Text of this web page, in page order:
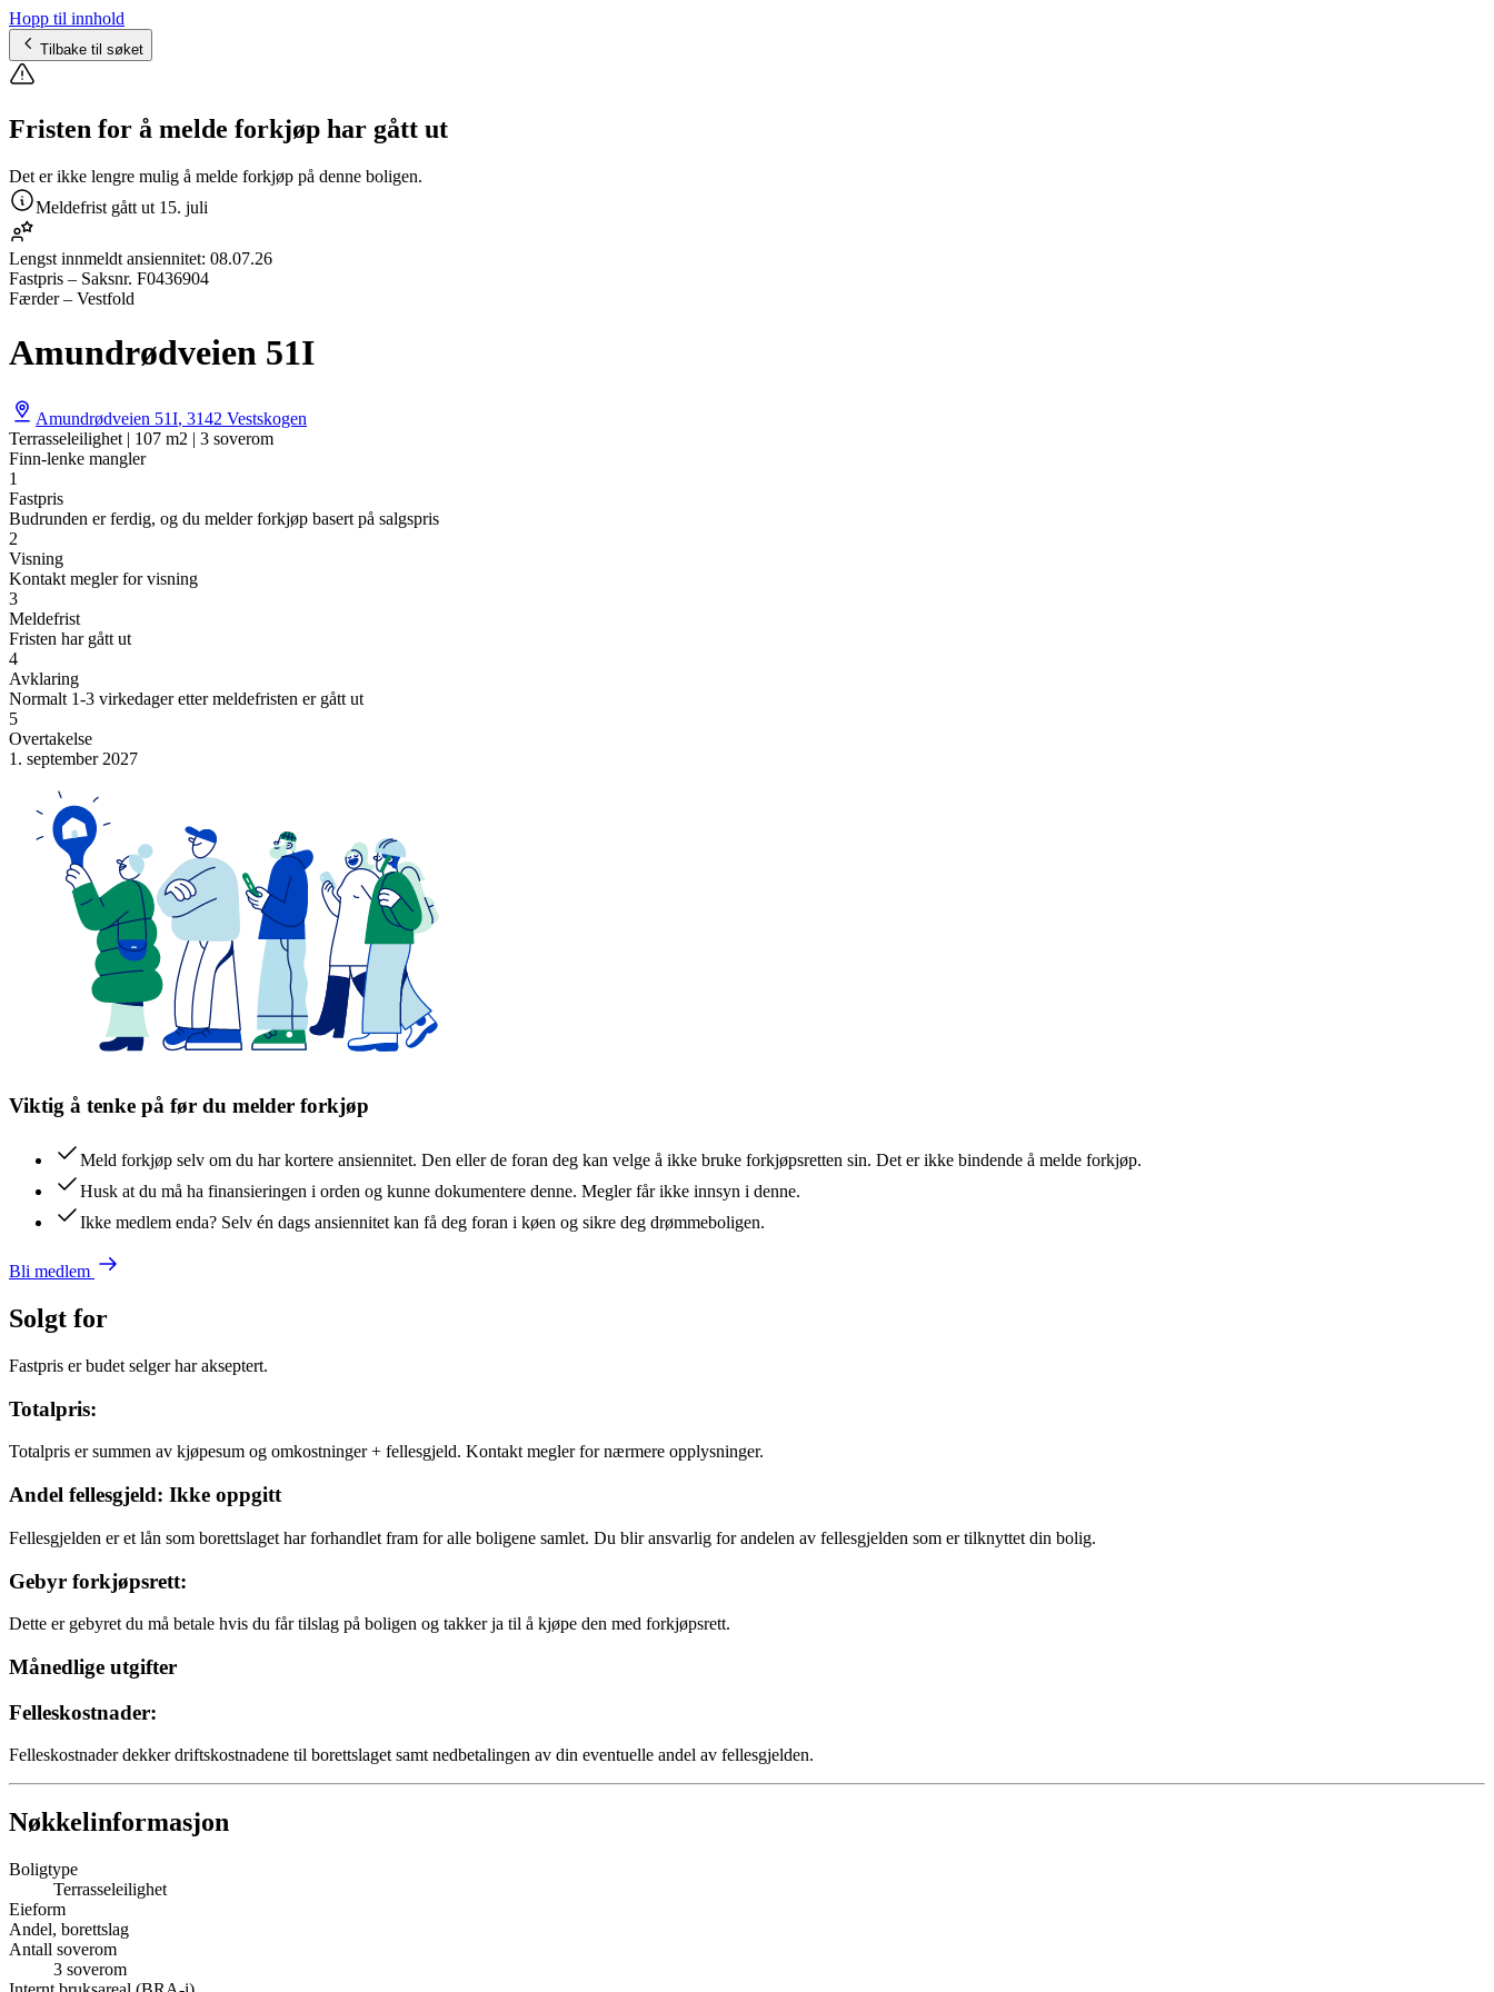
Hopp til innhold
Tilbake til søket
Fristen for å melde forkjøp har gått ut
Det er ikke lengre mulig å melde forkjøp på denne boligen.
Meldefrist gått ut 15. juli
Lengst innmeldt ansiennitet: 08.07.26
Fastpris – Saksnr. F0436904
Færder – Vestfold
Amundrødveien 51I
Amundrødveien 51I, 3142 Vestskogen
Terrasseleilighet | 107 m2 | 3 soverom
Finn-lenke mangler
1
Fastpris
Budrunden er ferdig, og du melder forkjøp basert på salgspris
2
Visning
Kontakt megler for visning
3
Meldefrist
Fristen har gått ut
4
Avklaring
Normalt 1-3 virkedager etter meldefristen er gått ut
5
Overtakelse
1. september 2027
Viktig å tenke på før du melder forkjøp
Meld forkjøp selv om du har kortere ansiennitet. Den eller de foran deg kan velge å ikke bruke forkjøpsretten sin. Det er ikke bindende å melde forkjøp.
Husk at du må ha finansieringen i orden og kunne dokumentere denne. Megler får ikke innsyn i denne.
Ikke medlem enda? Selv én dags ansiennitet kan få deg foran i køen og sikre deg drømmeboligen.
Bli medlem
Solgt for
Fastpris er budet selger har akseptert.
Totalpris:
Totalpris er summen av kjøpesum og omkostninger + fellesgjeld. Kontakt megler for nærmere opplysninger.
Andel fellesgjeld: Ikke oppgitt
Fellesgjelden er et lån som borettslaget har forhandlet fram for alle boligene samlet. Du blir ansvarlig for andelen av fellesgjelden som er tilknyttet din bolig.
Gebyr forkjøpsrett:
Dette er gebyret du må betale hvis du får tilslag på boligen og takker ja til å kjøpe den med forkjøpsrett.
Månedlige utgifter
Felleskostnader:
Felleskostnader dekker driftskostnadene til borettslaget samt nedbetalingen av din eventuelle andel av fellesgjelden.
Nøkkelinformasjon
Boligtype
Terrasseleilighet
Eieform
Andel, borettslag
Antall soverom
3 soverom